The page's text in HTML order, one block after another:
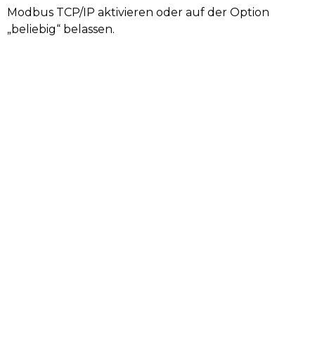
Modbus TCP/IP aktivieren oder auf der Option
„beliebig“ belassen.